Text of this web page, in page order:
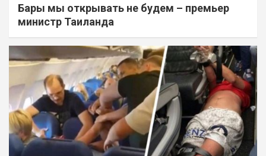
Бары мы открывать не будем – премьер
министр Таиланда